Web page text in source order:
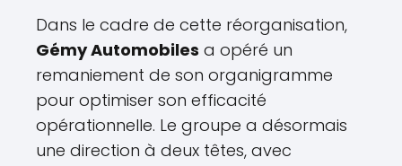
Dans le cadre de cette réorganisation,
Gémy Automobiles a opéré un
remaniement de son organigramme
pour optimiser son efficacité
opérationnelle. Le groupe a désormais
une direction à deux têtes, avec